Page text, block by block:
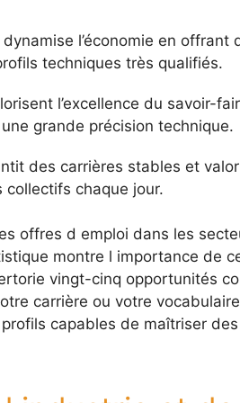
l’économie en offrant
techniques très qualifiés.
l’excellence du savoir-
grande précision technique.
des carrières stables et
chaque jour.
offres d emploi dans les
montre l importance de
vingt-cinq opportunités
carrière ou votre
capables de maîtriser